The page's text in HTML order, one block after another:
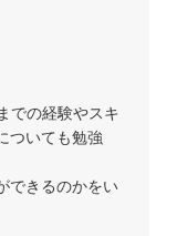
での経験やスキ
ついても勉強
できるのかをい